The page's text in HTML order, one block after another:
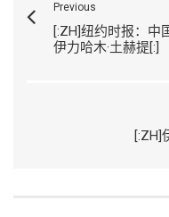
Previous
[:ZH]纽约时报：中
伊力哈木·土赫提[:]
[:ZH]